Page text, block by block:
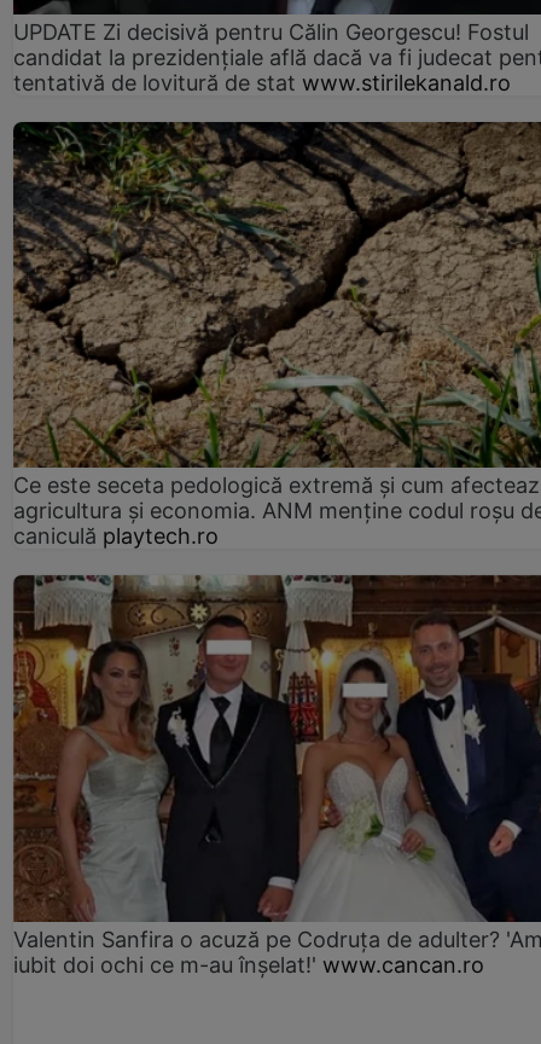
UPDATE Zi decisivă pentru Călin Georgescu! Fostul
candidat la prezidențiale află dacă va fi judecat
tentativă de lovitură de stat www.stirilekanald.ro
Ce este seceta pedologică extremă și cum
agricultura și economia. ANM menține codul roșu
caniculă playtech.ro
Valentin Sanfira o acuză pe Codruța de adulter?
iubit doi ochi ce m-au înșelat!' www.cancan.ro